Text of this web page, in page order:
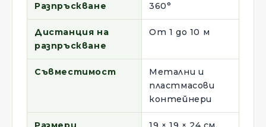
Разпръскване 360°
Дистанция на
разпръскване
От 1 до 10 м
Съвместимост
Метални и
пластмасови
контейнери